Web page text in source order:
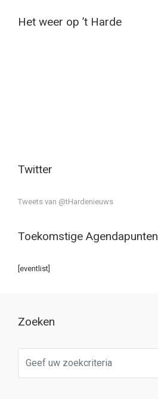
Het weer op ’t Harde
Twitter
Tweets van @tHardenieuws
Toekomstige Agendapunten
[eventlist]
Zoeken